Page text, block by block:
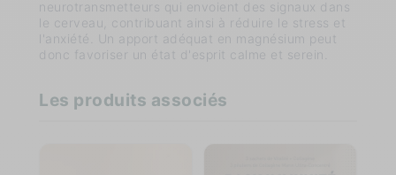
neurotransmetteurs qui envoient des signaux dans
le cerveau, contribuant ainsi à réduire le stress et
l'anxiété. Un apport adéquat en magnésium peut
donc favoriser un état d'esprit calme et serein.
Les produits associés